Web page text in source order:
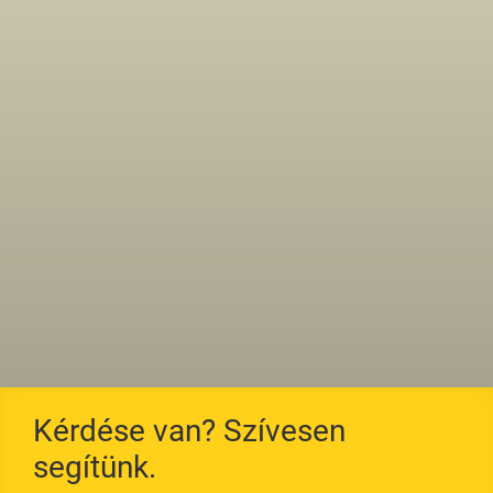
Kérdése van? Szívesen
segítünk.